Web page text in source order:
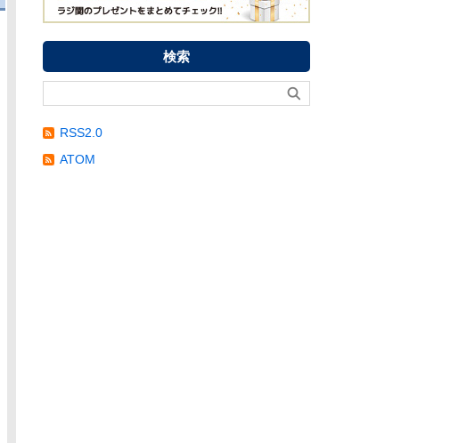
検索
RSS2.0
ATOM